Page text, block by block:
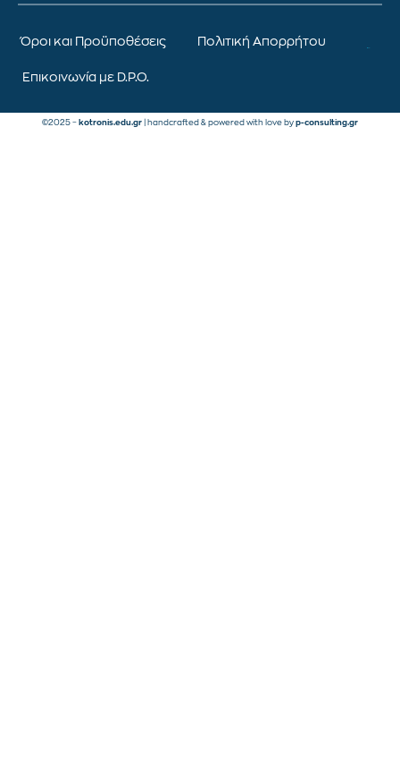
Όροι και Προϋποθέσεις Πολιτική Απορρήτου
Επικοινωνία με D.P.O.
©2025 – kotronis.edu.gr | handcrafted & powered with love by p-consulting.gr